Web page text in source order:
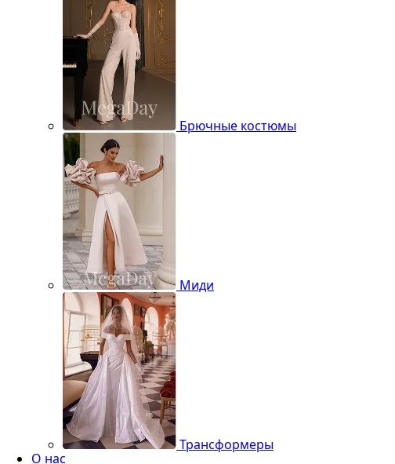
Брючные костюмы
Миди
Трансформеры
О нас